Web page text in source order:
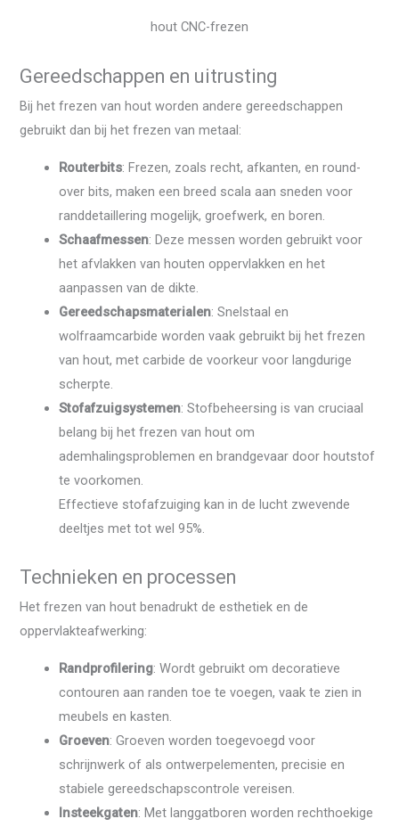
hout CNC-frezen
Gereedschappen en uitrusting
Bij het frezen van hout worden andere gereedschappen
gebruikt dan bij het frezen van metaal:
Routerbits: Frezen, zoals recht, afkanten, en round-
over bits, maken een breed scala aan sneden voor
randdetaillering mogelijk, groefwerk, en boren.
Schaafmessen: Deze messen worden gebruikt voor
het afvlakken van houten oppervlakken en het
aanpassen van de dikte.
Gereedschapsmaterialen: Snelstaal en
wolfraamcarbide worden vaak gebruikt bij het frezen
van hout, met carbide de voorkeur voor langdurige
scherpte.
Stofafzuigsystemen: Stofbeheersing is van cruciaal
belang bij het frezen van hout om
ademhalingsproblemen en brandgevaar door houtstof
te voorkomen.
Effectieve stofafzuiging kan in de lucht zwevende
deeltjes met tot wel 95%.
Technieken en processen
Het frezen van hout benadrukt de esthetiek en de
oppervlakteafwerking:
Randprofilering: Wordt gebruikt om decoratieve
contouren aan randen toe te voegen, vaak te zien in
meubels en kasten.
Groeven: Groeven worden toegevoegd voor
schrijnwerk of als ontwerpelementen, precisie en
stabiele gereedschapscontrole vereisen.
Insteekgaten: Met langgatboren worden rechthoekige